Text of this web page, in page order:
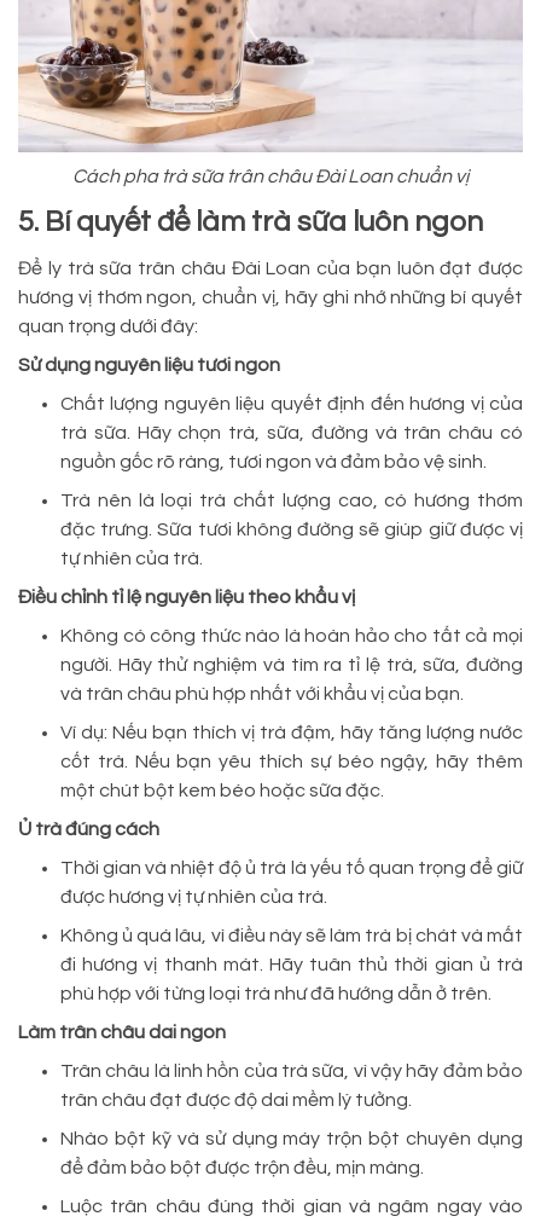
Cách pha trà sữa trân châu Đài Loan chuẩn vị
5. Bí quyết để làm trà sữa luôn ngon
Để ly trà sữa trân châu Đài Loan của bạn luôn đạt được
hương vị thơm ngon, chuẩn vị, hãy ghi nhớ những bí quyết
quan trọng dưới đây:
Sử dụng nguyên liệu tươi ngon
Chất lượng nguyên liệu quyết định đến hương vị của
trà sữa. Hãy chọn trà, sữa, đường và trân châu có
nguồn gốc rõ ràng, tươi ngon và đảm bảo vệ sinh.
Trà nên là loại trà chất lượng cao, có hương thơm
đặc trưng. Sữa tươi không đường sẽ giúp giữ được vị
tự nhiên của trà.
Điều chỉnh tỉ lệ nguyên liệu theo khẩu vị
Không có công thức nào là hoàn hảo cho tất cả mọi
người. Hãy thử nghiệm và tìm ra tỉ lệ trà, sữa, đường
và trân châu phù hợp nhất với khẩu vị của bạn.
Ví dụ: Nếu bạn thích vị trà đậm, hãy tăng lượng nước
cốt trà. Nếu bạn yêu thích sự béo ngậy, hãy thêm
một chút bột kem béo hoặc sữa đặc.
Ủ trà đúng cách
Thời gian và nhiệt độ ủ trà là yếu tố quan trọng để giữ
được hương vị tự nhiên của trà.
Không ủ quá lâu, vì điều này sẽ làm trà bị chát và mất
đi hương vị thanh mát. Hãy tuân thủ thời gian ủ trà
phù hợp với từng loại trà như đã hướng dẫn ở trên.
Làm trân châu dai ngon
Trân châu là linh hồn của trà sữa, vì vậy hãy đảm bảo
trân châu đạt được độ dai mềm lý tưởng.
Nhào bột kỹ và sử dụng máy trộn bột chuyên dụng
để đảm bảo bột được trộn đều, mịn màng.
Luộc trân châu đúng thời gian và ngâm ngay vào